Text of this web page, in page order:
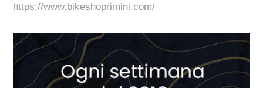
https://www.bikeshoprimini.com/